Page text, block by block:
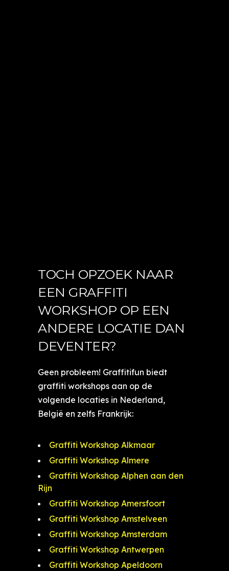
TOCH OPZOEK NAAR
EEN GRAFFITI
WORKSHOP OP EEN
ANDERE LOCATIE DAN
DEVENTER?
Geen probleem! Graffitifun biedt
graffiti workshops aan op de
volgende locaties in Nederland,
België en zelfs Frankrijk:
Graffiti Workshop Alkmaar
Graffiti Workshop Almere
Graffiti Workshop Alphen aan den
Rijn
Graffiti Workshop Amersfoort
Graffiti Workshop Amstelveen
Graffiti Workshop Amsterdam
Graffiti Workshop Antwerpen
Graffiti Workshop Apeldoorn